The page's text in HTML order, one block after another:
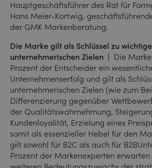
Hauptgeschäftsführer des Rat für
Hans Meier-Kortwig,
der GMK Markenberatung.
Die Marke gilt als Schlüssel zu
unternehmerischen Zielen | Die
Prozent der Entscheider ein
Unternehmenserfolg und gilt als
unternehmerischen Zielen (wie zum
Differenzierung gegenüber
der Qualitätswahrnehmung,
Kundenloyalität, Erzielung eines
somit als essenzieller Hebel für den
gilt sowohl für B2C­ als auch für
Prozent der Markenexperten erwarten